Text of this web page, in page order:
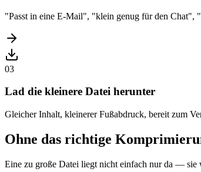
"Passt in eine E-Mail", "klein genug für den
03
Lad die kleinere Datei herunter
Gleicher Inhalt, kleinerer Fußabdruck, bereit zum
Ohne das richtige
Eine zu große Datei liegt nicht einfach nur da — sie